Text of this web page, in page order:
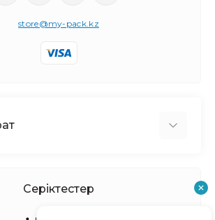
store@my-pack.kz
Серіктестер